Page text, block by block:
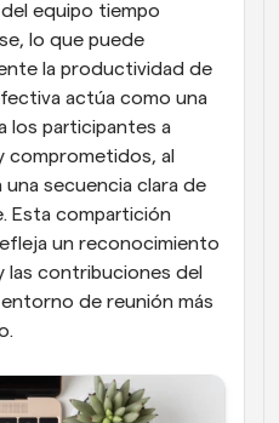
equipo tiempo
lo que puede
la productividad de
actúa como una
los participantes a
comprometidos, al
secuencia clara de
Esta compartición
un reconocimiento
contribuciones del
de reunión más